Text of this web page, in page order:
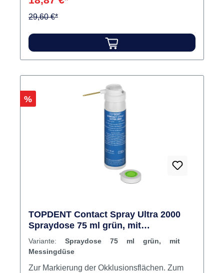
29,60 €*
Rabatt
%
TOPDENT Contact Spray Ultra 2000
Spraydose 75 ml grün, mit
Messingdüse
Variante: Spraydose 75 ml grün, mit
Messingdüse
Zur Markierung der Okklusionsflächen. Zum